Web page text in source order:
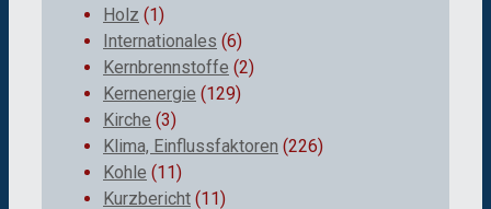
Holz (1)
Internationales (6)
Kernbrennstoffe (2)
Kernenergie (129)
Kirche (3)
Klima, Einflussfaktoren (226)
Kohle (11)
Kurzbericht (11)